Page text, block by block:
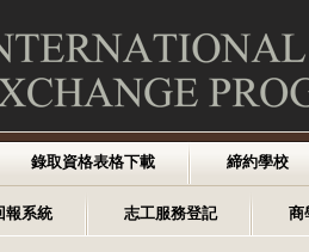
錄取資格表格下載 締約學校
報系統 志工服務登記 商